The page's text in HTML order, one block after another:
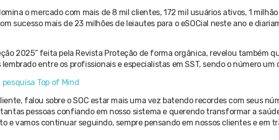
o mercado com mais de 8 mil clientes, 172 mil usuários ativos, 1
sucesso mais de 23 milhões de leiautes para o eSOCial neste ano e
2025” feita pela Revista Proteção de forma orgânica, revelou também
entre os profissionais e especialistas em SST, sendo o número um
Top of Mind
falou sobre o SOC estar mais uma vez batendo recordes com seus
pessoas confiando em nosso sistema e querendo transformar a
e vamos continuar seguindo, sempre pensando em nossos clientes e em